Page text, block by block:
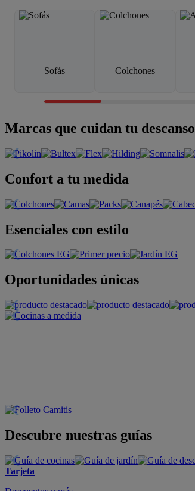
Sofás Colchones
Marcas que cuidan tu descanso
Confort a tu medida
Esenciales con estilo
Oportunidades únicas
Descubre nuestras guías
Tarjeta